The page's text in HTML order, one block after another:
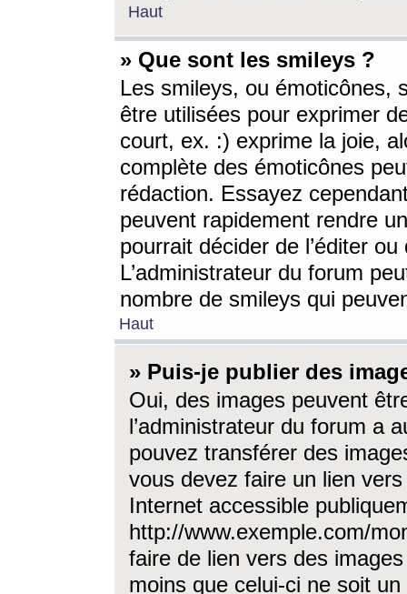
Haut
» Que sont les smileys ?
Les smileys, ou émoticônes,
être utilisées pour exprimer
court, ex. :) exprime la joie,
complète des émoticônes
rédaction. Essayez
peuvent rapidement rendre
pourrait décider de l’éditer
L’administrateur du forum
nombre de smileys qui
Haut
» Puis-je publier des
Oui, des images peuvent
l’administrateur du forum a
pouvez transférer des
vous devez faire un lien
Internet accessible
http://www.exemple.com/
faire de lien vers des
moins que celui-ci ne soit